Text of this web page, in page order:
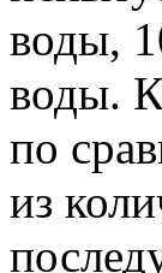
воды,
воды.
по
из